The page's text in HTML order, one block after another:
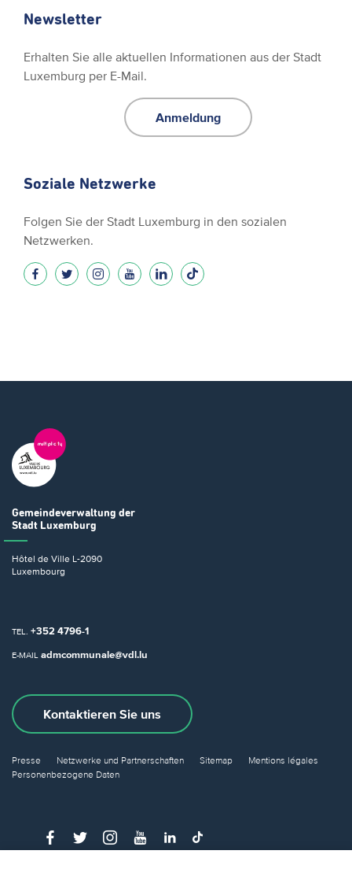
Newsletter
Erhalten Sie alle aktuellen Informationen aus der Stadt
Luxemburg per E-Mail.
Anmeldung
Soziale Netzwerke
Folgen Sie der Stadt Luxemburg in den sozialen
Netzwerken.
Gemeindeverwaltung der
Stadt Luxemburg
Hôtel de Ville L-2090
Luxembourg
TEL. +352 4796-1
E-MAIL admcommunale@vdl.lu
Kontaktieren Sie uns
Presse Netzwerke und Partnerschaften Sitemap
Mentions légales
Personenbezogene Daten